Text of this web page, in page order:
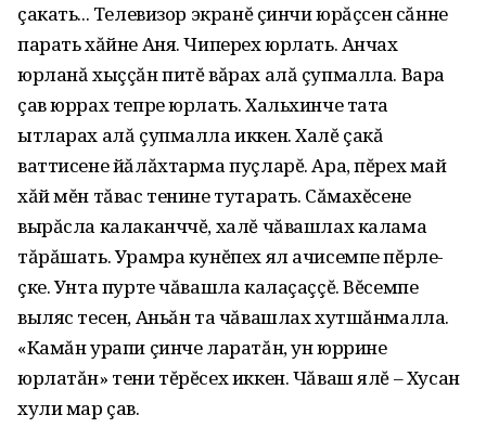
çакать... Телевизор экранĕ çинчи юрăçсен сăнне
парать хăйне Аня. Чиперех юрлать. Анчах
юрланă хыççăн питĕ вăрах алă çупмалла. Вара
çав юррах тепре юрлать. Хальхинче тата
ытларах алă çупмалла иккен. Халĕ çакă
ваттисене йăлăхтарма пуçларĕ. Ара, пĕрех май
хăй мĕн тăвас тенине тутарать. Сăмахĕсене
вырăсла калаканччĕ, халĕ чăвашлах калама
тăрăшать. Урамра кунĕпех ял ачисемпе пĕрле-
çке. Унта пурте чăвашла калаçаççĕ. Вĕсемпе
выляс тесен, Аньăн та чăвашлах хутшăнмалла.
«Камăн урапи çинче ларатăн, ун юррине
юрлатăн» тени тĕрĕсех иккен. Чăваш ялĕ – Хусан
хули мар çав.